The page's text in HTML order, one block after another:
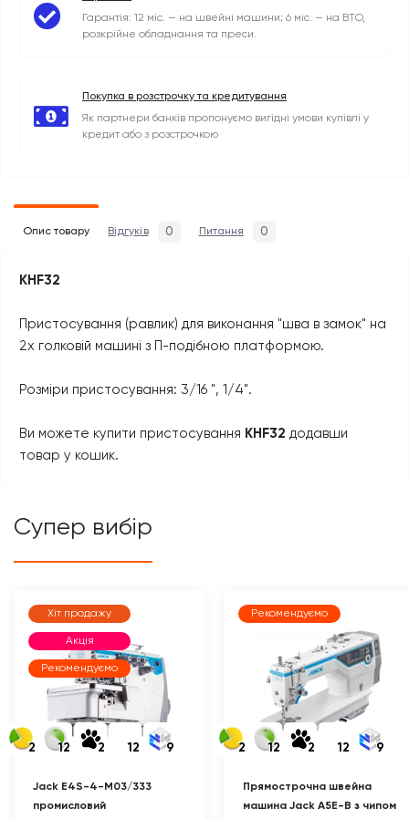
Гарантія: 12 міс. — на швейні машини; 6 міс. — на ВТО,
розкрійне обладнання та преси.
Покупка в розстрочку та кредитування
Як партнери банків пропонуємо вигідні умови купівлі у
кредит або з розстрочкою
Опис товару Відгуків 0 Питання 0
KHF32
Пристосування (равлик) для виконання "шва в замок" на
2х голковій машині з П-подібною платформою.
Розміри пристосування: 3/16 ", 1/4".
Ви можете купити пристосування KHF32 додавши
товар у кошик.
Супер вибір
Хіт продажу
Акція
Рекомендуємо
2 12 2 12 9
Jack E4S-4-M03/333
промисловий
Рекомендуємо
2 12 2 12 9
Прямострочна швейна
машина Jack A5E-B з чипом